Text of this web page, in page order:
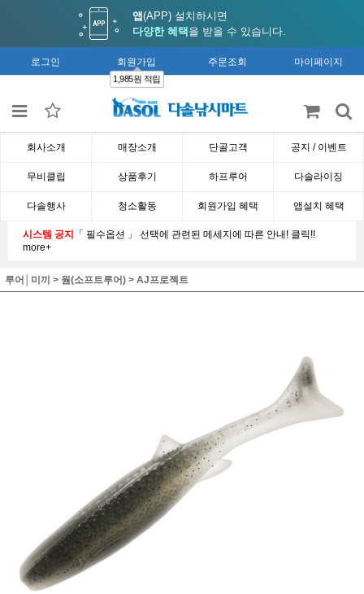
앱(APP) 설치하시면
다양한 혜택 을 받을 수 있습니다.
로그인 회원가입
1,985원 적립
주문조회 마이페이지
회사소개 매장소개 단골고객 공지 / 이벤트
무비클립 상품후기 하프루어 다솔라이징
다솔행사 청소활동 회원가입 혜택 앱설치 혜택
시스템 공지 「 필수옵션 」 선택에 관련된 메세지에 따른 안내! 클릭!!
more+
루어│미끼 > 웜(소프트루어) > AJ프로젝트